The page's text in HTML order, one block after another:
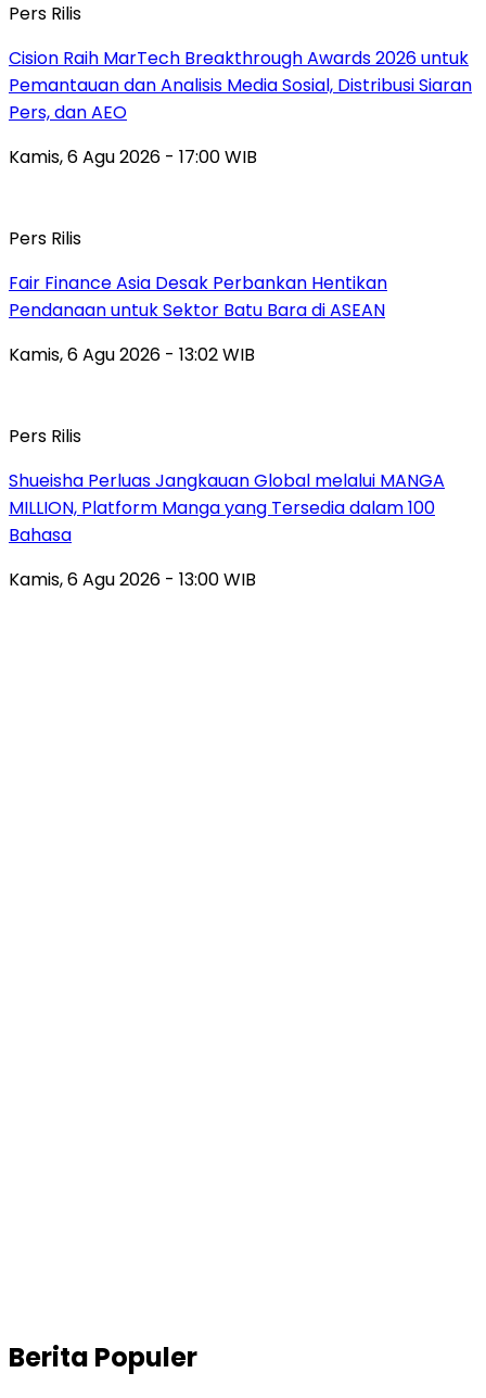
Pers Rilis
Cision Raih MarTech Breakthrough Awards 2026 untuk
Pemantauan dan Analisis Media Sosial, Distribusi Siaran
Pers, dan AEO
Kamis, 6 Agu 2026 - 17:00 WIB
Pers Rilis
Fair Finance Asia Desak Perbankan Hentikan
Pendanaan untuk Sektor Batu Bara di ASEAN
Kamis, 6 Agu 2026 - 13:02 WIB
Pers Rilis
Shueisha Perluas Jangkauan Global melalui MANGA
MILLION, Platform Manga yang Tersedia dalam 100
Bahasa
Kamis, 6 Agu 2026 - 13:00 WIB
Berita Populer